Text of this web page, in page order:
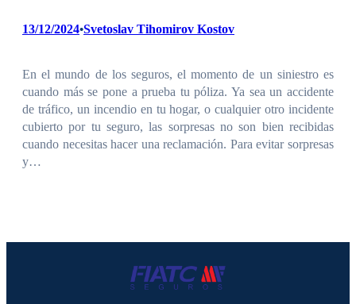
13/12/2024•Svetoslav Tihomirov Kostov
En el mundo de los seguros, el momento de un siniestro es
cuando más se pone a prueba tu póliza. Ya sea un accidente
de tráfico, un incendio en tu hogar, o cualquier otro incidente
cubierto por tu seguro, las sorpresas no son bien recibidas
cuando necesitas hacer una reclamación. Para evitar sorpresas
y…